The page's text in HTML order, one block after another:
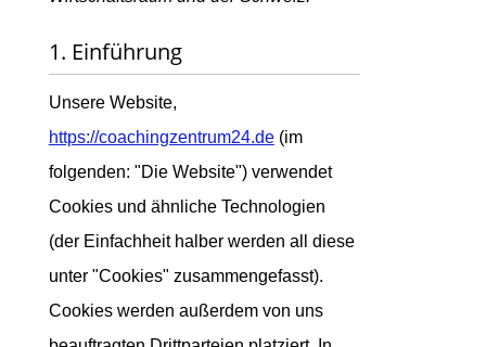
1. Einführung
Unsere Website,
https://coachingzentrum24.de(im
folgenden: "Die Website") verwendet
Cookies und ähnliche Technologien
(der Einfachheit halber werden all diese
unter "Cookies" zusammengefasst).
Cookies werden außerdem von uns